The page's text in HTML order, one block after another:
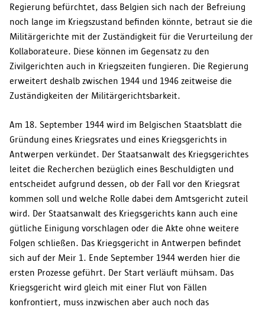
Regierung befürchtet, dass Belgien sich nach der Befreiung
noch lange im Kriegszustand befinden könnte, betraut sie die
Militärgerichte mit der Zuständigkeit für die Verurteilung der
Kollaborateure. Diese können im Gegensatz zu den
Zivilgerichten auch in Kriegszeiten fungieren. Die Regierung
erweitert deshalb zwischen 1944 und 1946 zeitweise die
Zuständigkeiten der Militärgerichtsbarkeit.
Am 18. September 1944 wird im Belgischen Staatsblatt die
Gründung eines Kriegsrates und eines Kriegsgerichts in
Antwerpen verkündet. Der Staatsanwalt des Kriegsgerichtes
leitet die Recherchen bezüglich eines Beschuldigten und
entscheidet aufgrund dessen, ob der Fall vor den Kriegsrat
kommen soll und welche Rolle dabei dem Amtsgericht zuteil
wird. Der Staatsanwalt des Kriegsgerichts kann auch eine
gütliche Einigung vorschlagen oder die Akte ohne weitere
Folgen schließen. Das Kriegsgericht in Antwerpen befindet
sich auf der Meir 1. Ende September 1944 werden hier die
ersten Prozesse geführt. Der Start verläuft mühsam. Das
Kriegsgericht wird gleich mit einer Flut von Fällen
konfrontiert, muss inzwischen aber auch noch das